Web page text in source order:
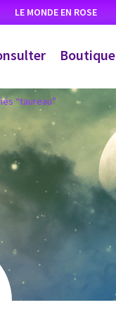
LE MONDE EN ROSE
Boutique
“taureau”